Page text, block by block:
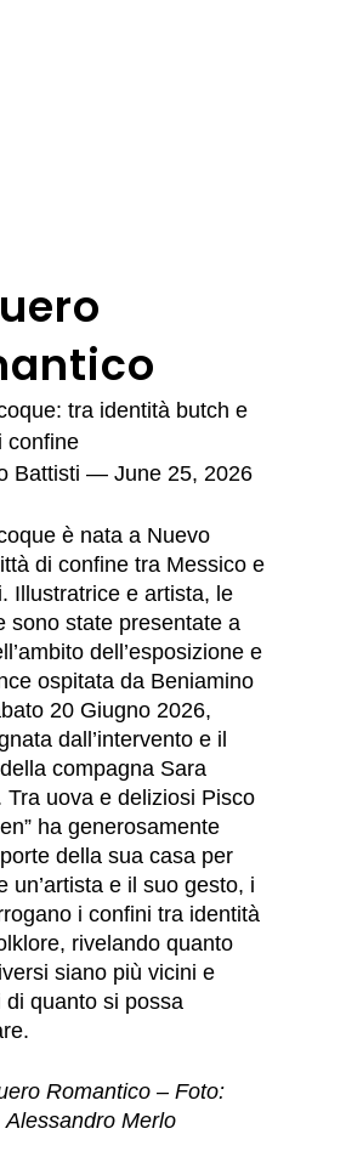
tra identità butch e
confine
Battisti — June 25, 2026
è nata a Nuevo
di confine tra Messico e
Illustratrice e artista, le
sono state presentate a
dell’esposizione e
ospitata da Beniamino
20 Giugno 2026,
dall’intervento e il
compagna Sara
Tra uova e deliziosi Pisco
ha generosamente
della sua casa per
un’artista e il suo gesto, i
i confini tra identità
rivelando quanto
siano più vicini e
di quanto si possa
Romantico – Foto:
Alessandro Merlo